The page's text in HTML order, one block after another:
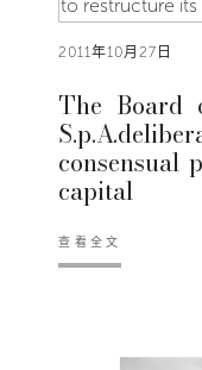
2011年10月27日
The Board
consensual
capital
查看全文